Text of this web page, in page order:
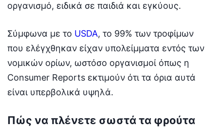
οργανισμό, ειδικά σε παιδιά και εγκύους.
Σύμφωνα με το USDA, το 99% των τροφίμων
που ελέγχθηκαν είχαν υπολείμματα εντός των
νομικών ορίων, ωστόσο οργανισμοί όπως η
Consumer Reports εκτιμούν ότι τα όρια αυτά
είναι υπερβολικά υψηλά.
Πώς να πλένετε σωστά τα φρούτα